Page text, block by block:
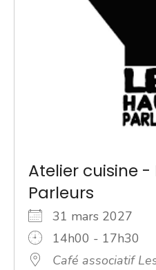
Atelier cuisine -
Parleurs
31 mars 2027
14h00 - 17h30
Café associatif